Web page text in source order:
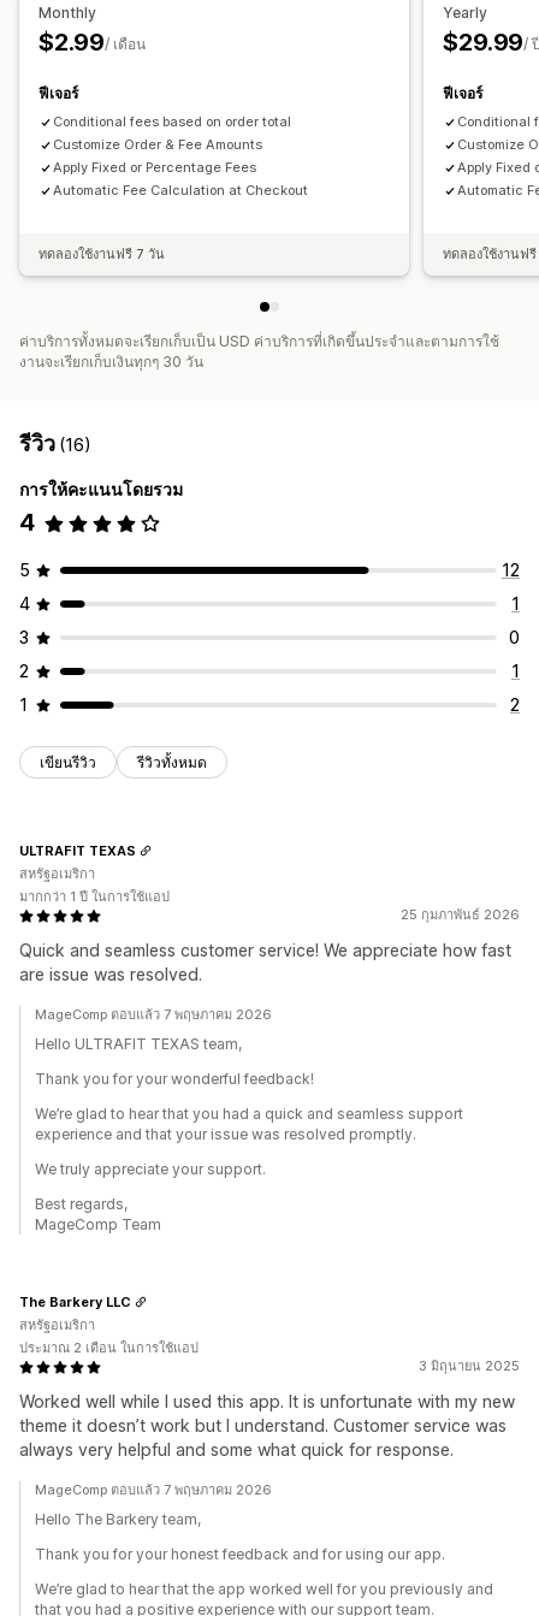
Monthly
$2.99/ เดือน
ฟีเจอร์
Conditional fees based on order total
Customize Order & Fee Amounts
Apply Fixed or Percentage Fees
Automatic Fee Calculation at Checkout
ทดลองใช้งานฟรี 7 วัน
Yearly
$29.99/
ฟีเจอร์
Conditional
Customize
Apply Fixed
Automatic
ทดลองใช้งานฟ
ค่าบริการทั้งหมดจะเรียกเก็บเป็น USD ค่าบริการที่เกิดขึ้นประจำและตามการใช้
งานจะเรียกเก็บเงินทุกๆ 30 วัน
รีวิว (16)
การให้คะแนนโดยรวม
4
5
12
4
1
3
0
2
1
1
2
เขียนรีวิว รีวิวทั้งหมด
25 กุมภาพันธ์ 2026
Quick and seamless customer service! We appreciate how fast
are issue was resolved.
ULTRAFIT TEXAS
สหรัฐอเมริกา
มากกว่า 1 ปี ในการใช้แอป
MageComp ตอบแล้ว 7 พฤษภาคม 2026
Hello ULTRAFIT TEXAS team,
Thank you for your wonderful feedback!
We’re glad to hear that you had a quick and seamless support
experience and that your issue was resolved promptly.
We truly appreciate your support.
Best regards,
MageComp Team
3 มิถุนายน 2025
Worked well while I used this app. It is unfortunate with my new
theme it doesn’t work but I understand. Customer service was
always very helpful and some what quick for response.
The Barkery LLC
สหรัฐอเมริกา
ประมาณ 2 เดือน ในการใช้แอป
MageComp ตอบแล้ว 7 พฤษภาคม 2026
Hello The Barkery team,
Thank you for your honest feedback and for using our app.
We’re glad to hear that the app worked well for you previously and
that you had a positive experience with our support team.